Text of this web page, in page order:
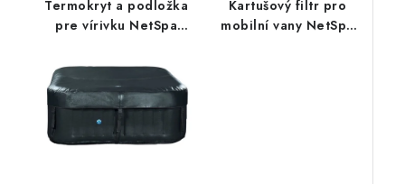
Termokryt a podložka
pre vírivku NetSpa
Kartušový filtr pro
mobilní vany NetSpa